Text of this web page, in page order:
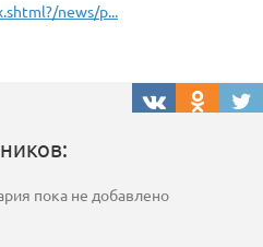
news/p...
пока не добавлено